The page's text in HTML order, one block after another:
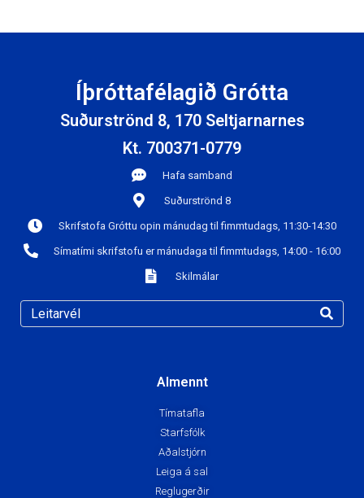
Íþróttafélagið Grótta
Suðurströnd 8, 170 Seltjarnarnes
Kt. 700371-0779
Hafa samband
Suðurströnd 8
Skrifstofa Gróttu opin mánudag til fimmtudags, 11:30-14:30
Símatími skrifstofu er mánudaga til fimmtudags, 14:00 - 16:00
Skilmálar
Almennt
Tímatafla
Starfsfólk
Aðalstjórn
Leiga á sal
Reglugerðir